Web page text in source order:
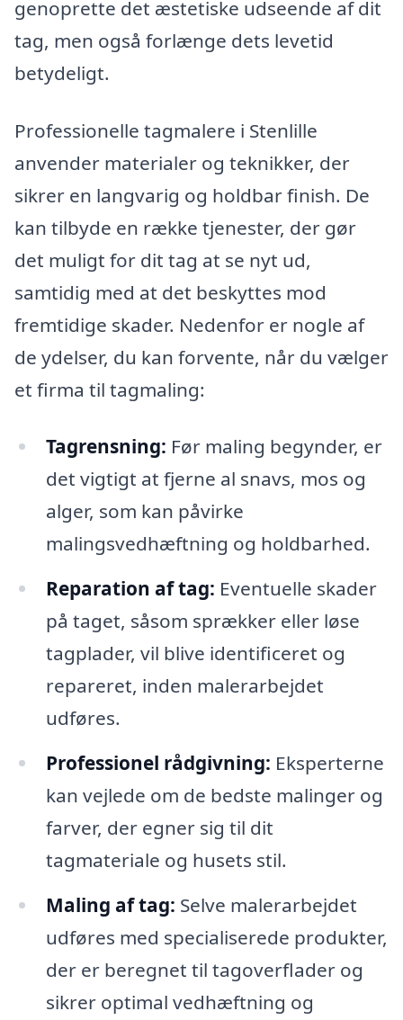
genoprette det æstetiske udseende af dit
tag, men også forlænge dets levetid
betydeligt.
Professionelle tagmalere i Stenlille
anvender materialer og teknikker, der
sikrer en langvarig og holdbar finish. De
kan tilbyde en række tjenester, der gør
det muligt for dit tag at se nyt ud,
samtidig med at det beskyttes mod
fremtidige skader. Nedenfor er nogle af
de ydelser, du kan forvente, når du vælger
et firma til tagmaling:
Tagrensning: Før maling begynder, er
det vigtigt at fjerne al snavs, mos og
alger, som kan påvirke
malingsvedhæftning og holdbarhed.
Reparation af tag: Eventuelle skader
på taget, såsom sprækker eller løse
tagplader, vil blive identificeret og
repareret, inden malerarbejdet
udføres.
Professionel rådgivning: Eksperterne
kan vejlede om de bedste malinger og
farver, der egner sig til dit
tagmateriale og husets stil.
Maling af tag: Selve malerarbejdet
udføres med specialiserede produkter,
der er beregnet til tagoverflader og
sikrer optimal vedhæftning og